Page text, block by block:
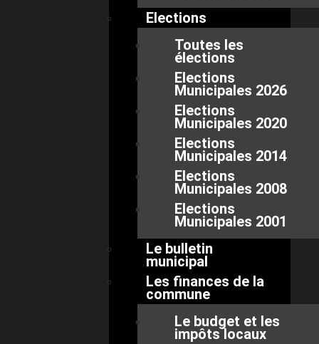
Elections
Toutes les
élections
Elections
Municipales 2026
Elections
Municipales 2020
Elections
Municipales 2014
Elections
Municipales 2008
Elections
Municipales 2001
Le bulletin
municipal
Les finances de la
commune
Le budget et les
impôts locaux